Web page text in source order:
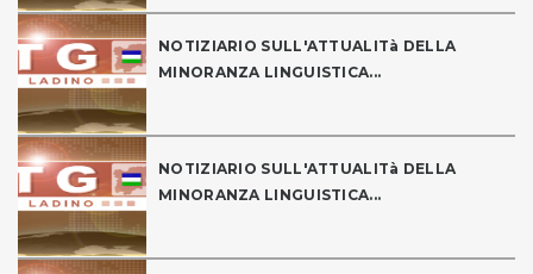
NOTIZIARIO SULL'ATTUALITà DELLA
MINORANZA LINGUISTICA...
NOTIZIARIO SULL'ATTUALITà DELLA
MINORANZA LINGUISTICA...